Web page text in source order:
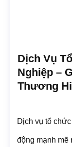
Dịch Vụ
Nghiệp –
Thương
Dịch vụ tổ
động mạnh mẽ